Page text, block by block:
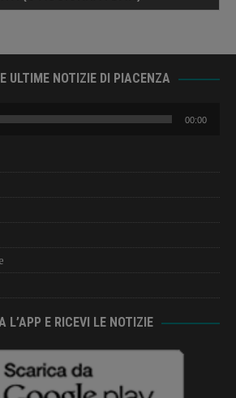
ULTIME NOTIZIE DI PIACENZA
00:00
L’APP E RICEVI LE NOTIZIE